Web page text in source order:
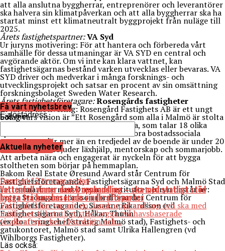
att alla anslutna byggherrar, entreprenörer och leverantörer
ska halvera sin klimatpåverkan och att alla byggherrar ska ha
startat minst ett klimatneutralt byggprojekt från nuläge till
2025.
Årets fastighetspartner:VA Syd
Ur juryns motivering: För att hantera och förbereda vårt
samhälle för dessa utmaningar är VA SYD en central och
avgörande aktör. Om vi inte kan klara vattnet, kan
fastighetsägarnas bestånd varken utvecklas eller bevaras. VA
SYD driver och medverkar i många forsknings- och
utvecklingsprojekt och satsar en procent av sin omsättning
forskningsbolaget Sweden Water Research.
Årets fastighetsföretagare:Rosengårds fastigheter
Ur juryns motivering: Rosengård Fastighets AB är ett ungt
bolag vars vision är ”Ett Rosengård som alla i Malmö är stolta
över”. Bolaget har ett 25-tal anställda, som talar 18 olika
språk och verkar i ett område med stora bostadssociala
utmaningar där mer än en tredjedel av de boende är under 20
år. Företaget erbjuder läxhjälp, mentorskap och sommarjobb.
Att arbeta nära och engagerat är nyckeln för att bygga
stoltheten som börjar på hemmaplan.
Bakom Real Estate Øresund Award står Centrum för
Fastighetsföretagande, Fastighetsägarna Syd och Malmö Stad
i ett samarbete med Øresundsinstituttet. Juryn består av:
Lotta Strömgren Jönsson (ordförande i Centrum för
Fastighetsföretagande), Susanne Rikardsson (vd
Fastighetsägarna Syd), Håkan Thulin
(exploateringschef/strateg Malmö stad), Fastighets- och
gatukontoret, Malmö stad samt Ulrika Hallengren (vd
Wihlborgs Fastigheter).
Läs också:
Läs mer
Få vårt nyhetsbrev
E-postadress
Aktuella nyheter
Danmark12 timmar sedan
Vattenfall vinner dansk upphandling – ska med statligt stöd
bygga två havsbaserade vindkraftsparker
Vattenfall har vunnit en dansk upphandling och ska med
möjlighet till statligt stöd bygga två havsbaserade
vindkraftsparker i Nordsjön och...